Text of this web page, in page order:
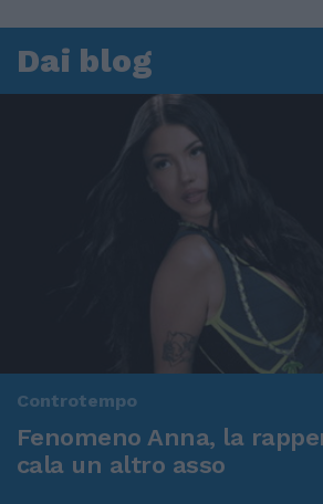
Dai blog
Controtempo
Fenomeno Anna, la
cala un altro asso